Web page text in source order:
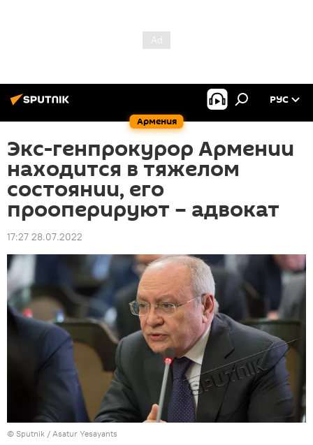
Армения
РУС
Экс-генпрокурор Армении
находится в тяжелом
состоянии, его
прооперируют – адвокат
17:27 28.07.2022
© Sputnik / Asatur Yesayants